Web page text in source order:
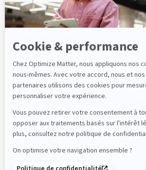
Tag management
Data analyses avancées
Dashboard de pilotage personnalisé
Data modélisation
Cloud for Marketing
A/B Testing